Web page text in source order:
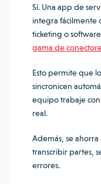
Sí. Una app de
integra fácilmente
ticketing o
gama de
Esto permite que
sincronicen
equipo trabaje
real.
Además, se
transcribir partes,
errores.